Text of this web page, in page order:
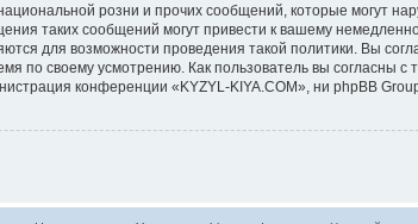
розни и прочих сообщений, которые могут
таких сообщений могут привести к вашему
для возможности проведения такой политики. Вы
по своему усмотрению. Как пользователь вы согласны с
конференции «KYZYL-KIYA.COM», ни phpBB